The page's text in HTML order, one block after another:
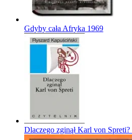
Gdyby cała Afryka 1969
Dlaczego zginął Karl von Spreti?